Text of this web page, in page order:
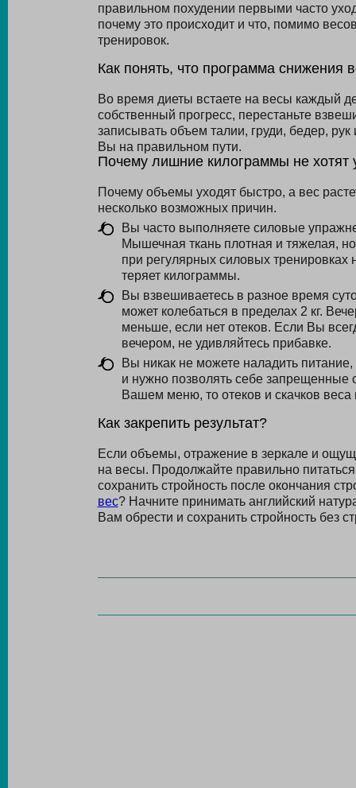
правильном похудении первыми часто
почему это происходит и что, помимо
тренировок.
Как понять, что программа снижения
Во время диеты встаете на весы каждый
собственный прогресс, перестаньте
записывать объем талии, груди, бедер,
Вы на правильном пути.
Почему лишние килограммы не хотят
Почему объемы уходят быстро, а вес
несколько возможных причин.
Вы часто выполняете силовые
Мышечная ткань плотная и тяжелая,
при регулярных силовых
теряет килограммы.
Вы взвешиваетесь в разное время
может колебаться в пределах 2 кг.
меньше, если нет отеков. Если Вы
вечером, не удивляйтесь прибавке.
Вы никак не можете наладить
и нужно позволять себе запрещенные
Вашем меню, то отеков и скачков веса
Как закрепить результат?
Если объемы, отражение в зеркале и
на весы. Продолжайте правильно
сохранить стройность после окончания
вес? Начните принимать английский
Вам обрести и сохранить стройность без